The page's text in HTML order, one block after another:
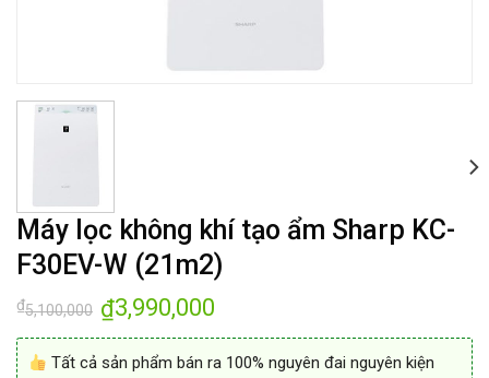
Máy lọc không khí tạo ẩm Sharp KC-
F30EV-W (21m2)
₫5,100,000 ₫3,990,000
Tất cả sản phẩm bán ra 100% nguyên đai nguyên kiện